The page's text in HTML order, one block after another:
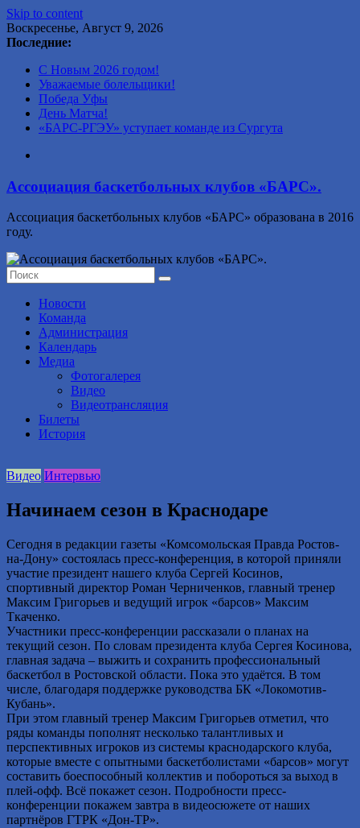
Skip to content
Воскресенье, Август 9, 2026
Последние:
С Новым 2026 годом!
Уважаемые болельщики!
Победа Уфы
День Матча!
«БАРС-РГЭУ» уступает команде из Сургута
Ассоциация баскетбольных клубов «БАРС».
Ассоциация баскетбольных клубов «БАРС» образована в 2016
году.
Новости
Команда
Администрация
Календарь
Медиа
Фотогалерея
Видео
Видеотрансляция
Билеты
История
Видео Интервью
Начинаем сезон в Краснодаре
Сегодня в редакции газеты «Комсомольская Правда Ростов-
на-Дону» состоялась пресс-конференция, в которой приняли
участие президент нашего клуба Сергей Косинов,
спортивный директор Роман Черниченков, главный тренер
Максим Григорьев и ведущий игрок «барсов» Максим
Ткаченко.
Участники пресс-конференции рассказали о планах на
текущий сезон. По словам президента клуба Сергея Косинова,
главная задача – выжить и сохранить профессиональный
баскетбол в Ростовской области. Пока это удаётся. В том
числе, благодаря поддержке руководства БК «Локомотив-
Кубань».
При этом главный тренер Максим Григорьев отметил, что
ряды команды пополнят несколько талантливых и
перспективных игроков из системы краснодарского клуба,
которые вместе с опытными баскетболистами «барсов» могут
составить боеспособный коллектив и побороться за выход в
плей-офф. Всё покажет сезон. Подробности пресс-
конференции покажем завтра в видеосюжете от наших
партнёров ГТРК «Дон-ТР».